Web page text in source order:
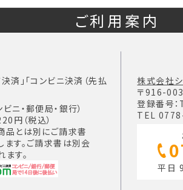
ご利用案内
済」「コンビニ決済（先払
ニ・郵便局・銀行）
円（税込）
品とは別にご請求書
ます。ご請求書は別会
す。
株式会社シ
〒916-
登録番号
TEL
平日